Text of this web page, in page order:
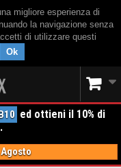
migliore esperienza di
la navigazione senza
di utilizzare questi
Ok
ed ottieni il 10% di